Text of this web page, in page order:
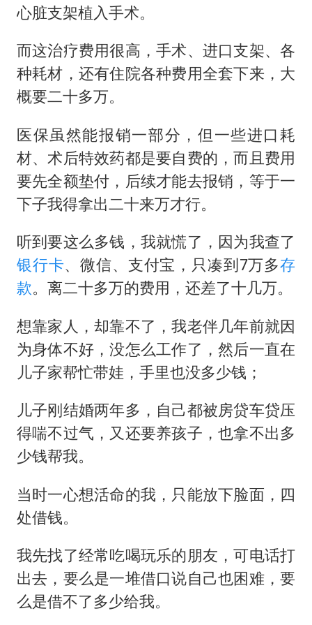
心脏支架植入手术。
而这治疗费用很高，手术、进口支架、各
种耗材，还有住院各种费用全套下来，大
概要二十多万。
医保虽然能报销一部分，但一些进口耗
材、术后特效药都是要自费的，而且费用
要先全额垫付，后续才能去报销，等于一
下子我得拿出二十来万才行。
听到要这么多钱，我就慌了，因为我查了
银行卡、微信、支付宝，只凑到7万多存
款。离二十多万的费用，还差了十几万。
想靠家人，却靠不了，我老伴几年前就因
为身体不好，没怎么工作了，然后一直在
儿子家帮忙带娃，手里也没多少钱；
儿子刚结婚两年多，自己都被房贷车贷压
得喘不过气，又还要养孩子，也拿不出多
少钱帮我。
当时一心想活命的我，只能放下脸面，四
处借钱。
我先找了经常吃喝玩乐的朋友，可电话打
出去，要么是一堆借口说自己也困难，要
么是借不了多少给我。